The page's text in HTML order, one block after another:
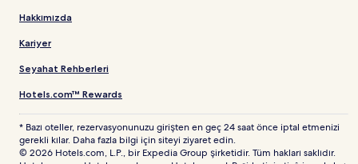
Hakkımızda
Kariyer
Seyahat Rehberleri
Hotels.com™ Rewards
* Bazı oteller, rezervasyonunuzu girişten en geç 24 saat önce iptal etmenizi
gerekli kılar. Daha fazla bilgi için siteyi ziyaret edin.
© 2026 Hotels.com, L.P., bir Expedia Group şirketidir. Tüm hakları saklıdır.